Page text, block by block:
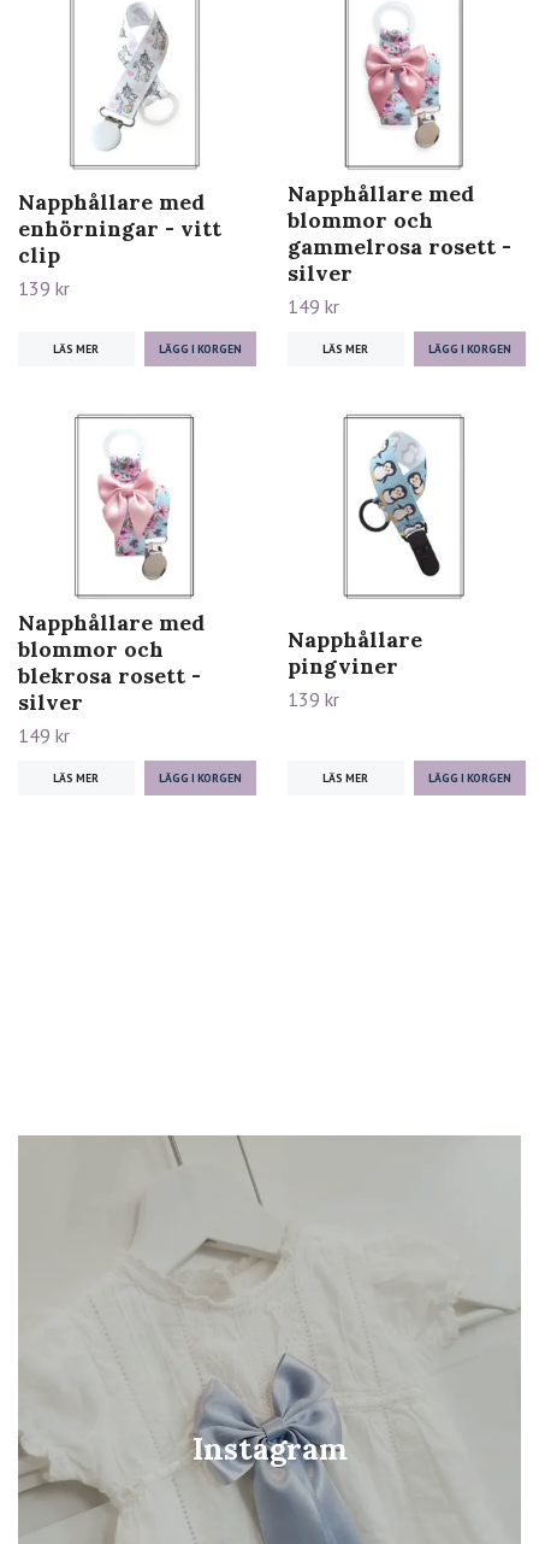
Instagram
Napphållare med
enhörningar - vitt
clip
139 kr
LÄS MER
Napphållare med
blommor och
gammelrosa rosett -
silver
149 kr
LÄS MER
Napphållare med
blommor och
blekrosa rosett -
silver
149 kr
LÄS MER
Napphållare
pingviner
139 kr
LÄS MER